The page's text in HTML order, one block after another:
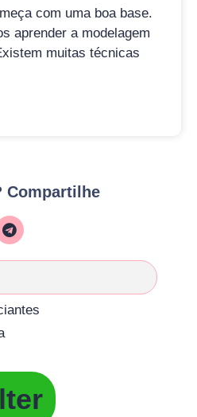
com uma boa base.
aprender a modelagem
muitas técnicas
Compartilhe